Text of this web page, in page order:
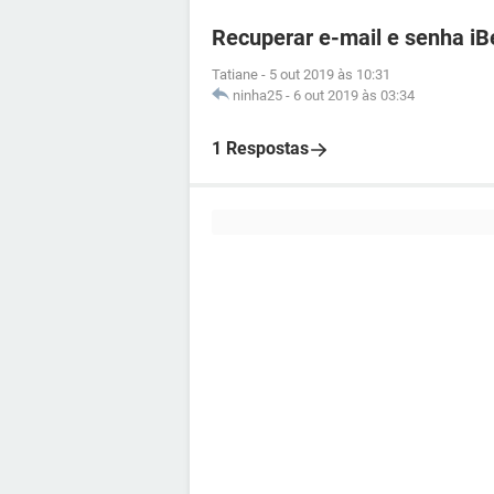
Recuperar e-mail e senha
Tatiane - 5 out 2019 às 10:31
ninha25 - 6 out 2019 às 03:34
1 Respostas